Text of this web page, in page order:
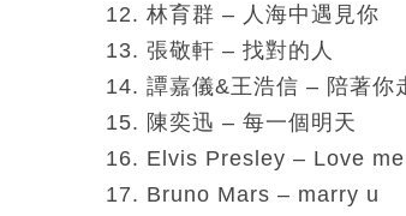
林育群 – 人海中遇見你
張敬軒 – 找對的人
譚嘉儀&王浩信 – 陪著你
陳奕迅 – 每一個明天
Elvis Presley – Love
Bruno Mars – marry u